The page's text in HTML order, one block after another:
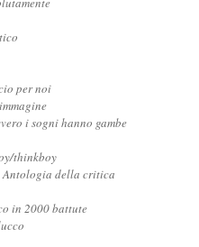
per noi
i sogni hanno gambe
thinkboy
Antologia della critica
in 2000 battute